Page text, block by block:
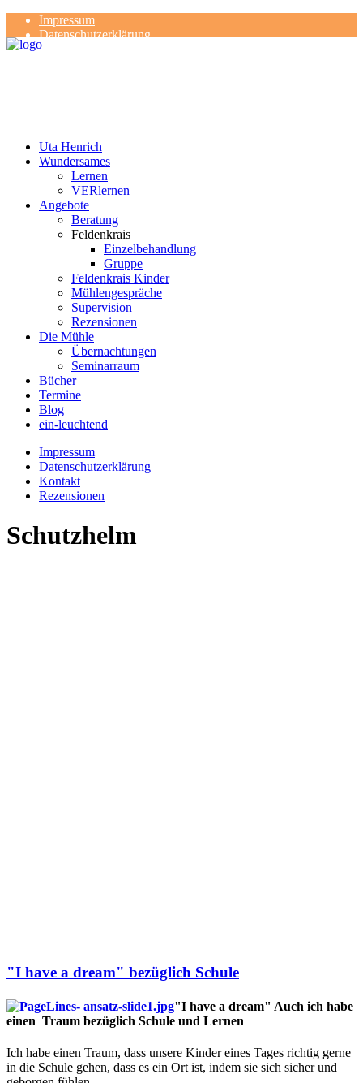
Impressum
Datenschutzerklärung
Kontakt
Uta Henrich
Wundersames
Lernen
VERlernen
Angebote
Beratung
Feldenkrais
Einzelbehandlung
Gruppe
Feldenkrais Kinder
Mühlengespräche
Supervision
Rezensionen
Die Mühle
Übernachtungen
Seminarraum
Bücher
Termine
Blog
ein-leuchtend
Impressum
Datenschutzerklärung
Kontakt
Rezensionen
Schutzhelm
"I have a dream" bezüglich Schule
"I have a dream" Auch ich habe
einen Traum bezüglich Schule und Lernen
Ich habe einen Traum, dass unsere Kinder eines Tages richtig gerne
in die Schule gehen, dass es ein Ort ist, indem sie sich sicher und